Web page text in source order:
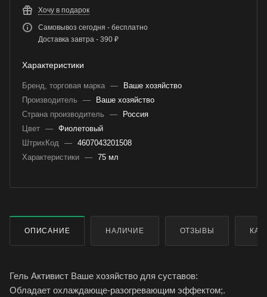
Хочу в подарок
Самовывоз сегодня - бесплатно
Доставка завтра - 390 ₽
Характеристики
Бренд, торговая марка —
Ваше хозяйство
Производитель
—
Ваше хозяйство
Страна производитель
—
Россия
Цвет — Фиолетовый
ШтрихКод — 4607043201508
Характеристики — 75 мл
ОПИСАНИЕ НАЛИЧИЕ ОТЗЫВЫ
Гель Активист Ваше хозяйство для суставов:
Обладает охлаждающе-разогревающим эффектом;.